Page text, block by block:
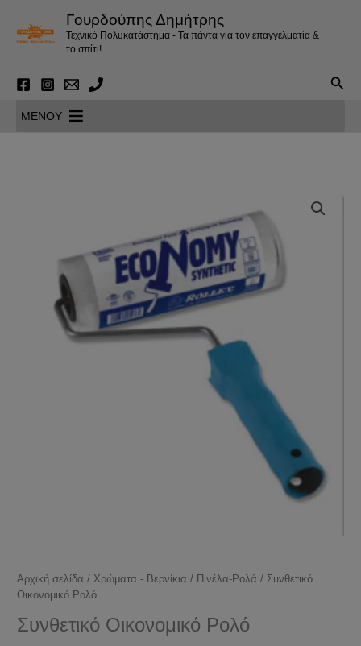
περιεχόμενο
Γουρδούπης Δημήτρης
Τεχνικό Πολυκατάστημα - Τα πάντα για τον επαγγελματία &
το σπίτι!
MENOY
Αρχική σελίδα /Χρώματα - Βερνίκια / Πινέλα-Ρολά / Συνθετικό
Οικονομικό Ρολό
Συνθετικό Οικονομικό Ρολό